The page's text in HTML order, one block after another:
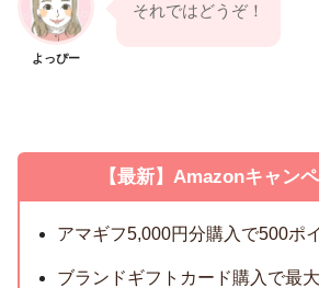
よっぴー
それではどうぞ！
【最新】Amazonキャン
アマギフ5,000円分購入で500ポ
ブランドギフトカード購入で最